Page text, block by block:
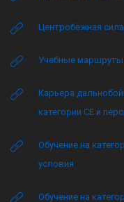
Центробежная
Учебные
Карьера
категории CE и
Обучение на
условия
Обучение на